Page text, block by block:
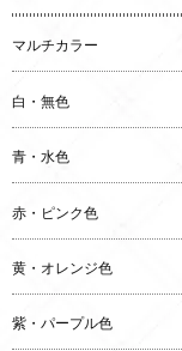
マルチカラー
白・無色
青・水色
赤・ピンク色
黄・オレンジ色
紫・パープル色